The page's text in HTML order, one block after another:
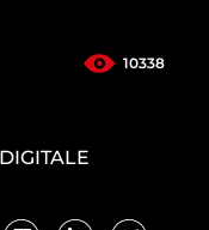
10338